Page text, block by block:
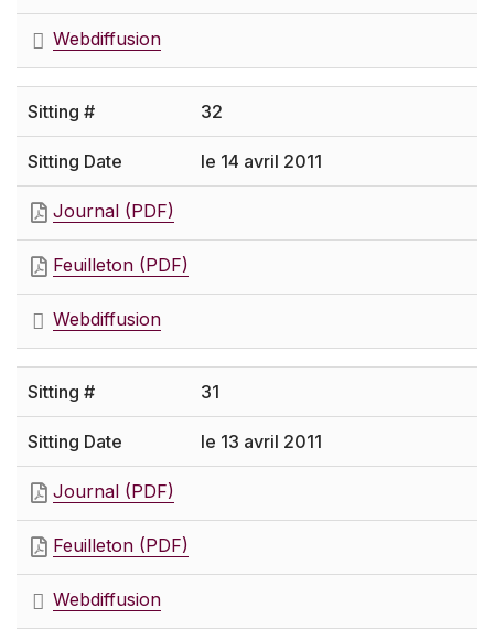
Webdiffusion
32
le 14 avril 2011
Journal (PDF)
Feuilleton (PDF)
Webdiffusion
31
le 13 avril 2011
Journal (PDF)
Feuilleton (PDF)
Webdiffusion